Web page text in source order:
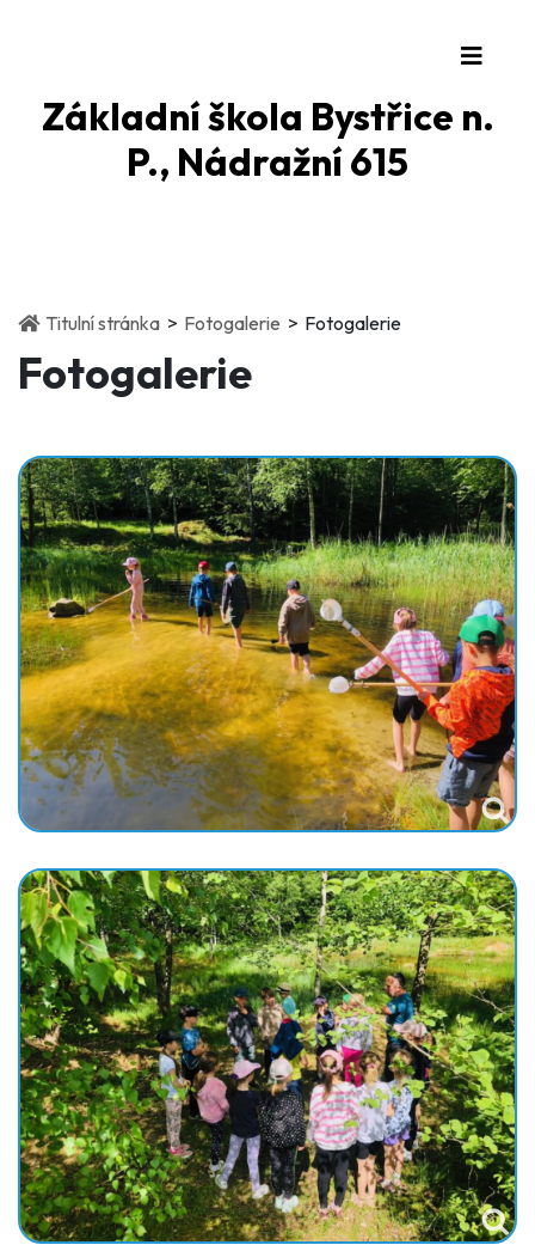
Základní škola Bystřice n.
P., Nádražní 615
Titulní stránka(current)
Fotogalerie (current)
Fotogalerie
Fotogalerie